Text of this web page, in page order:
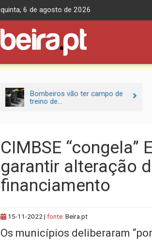
quinta, 6 de agosto de 2026
Bombeiros vão ter campo de
treino de...
CIMBSE “congela”
garantir alteração
financiamento
15-11-2022| fonte: Beira.pt
Os municípios deliberaram